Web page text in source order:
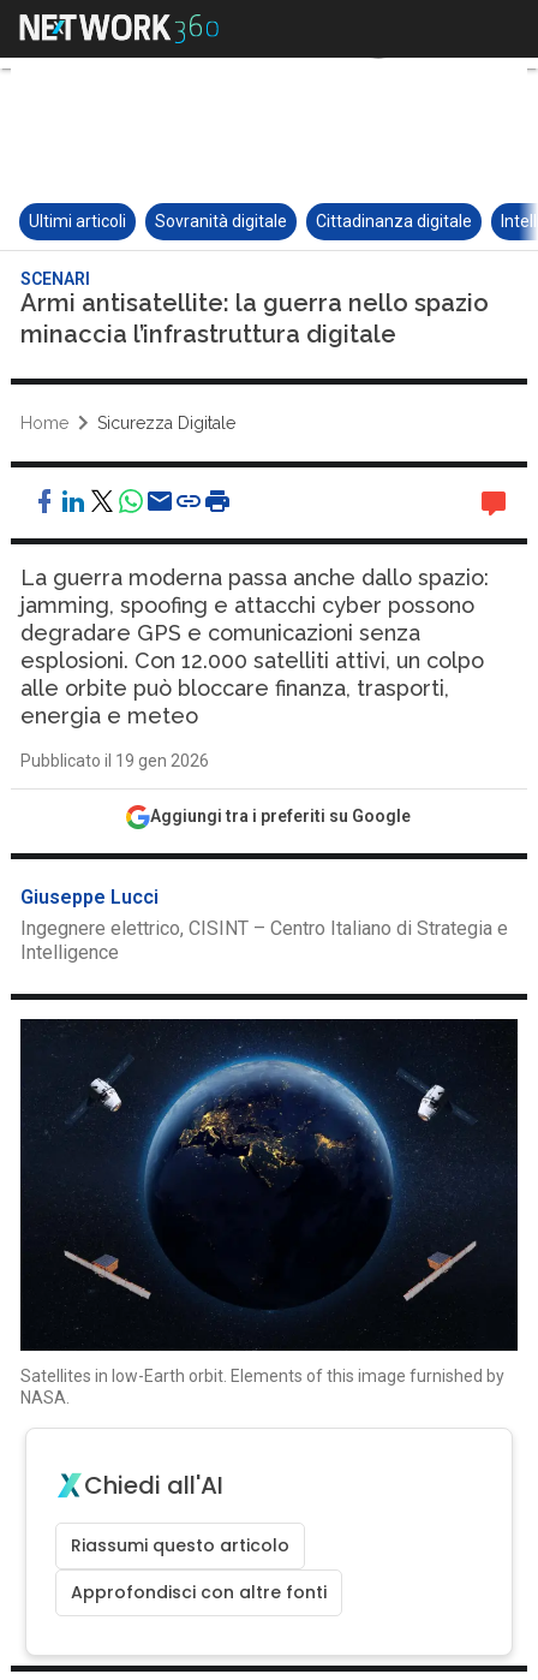
Ultimi articoli Sovranità digitale Cittadinanza digitale
SCENARI
Armi antisatellite: la guerra nello spazio
minaccia l’infrastruttura digitale
Home Sicurezza Digitale
La guerra moderna passa anche dallo spazio:
jamming, spoofing e attacchi cyber possono
degradare GPS e comunicazioni senza
esplosioni. Con 12.000 satelliti attivi, un colpo
alle orbite può bloccare finanza, trasporti,
energia e meteo
Pubblicato il 19 gen 2026
Aggiungi tra i preferiti su Google
Giuseppe Lucci
Ingegnere elettrico, CISINT – Centro Italiano di Strategia e
Intelligence
Satellites in low-Earth orbit. Elements of this image furnished by
NASA.
Chiedi all'AI
Riassumi questo articolo
Approfondisci con altre fonti